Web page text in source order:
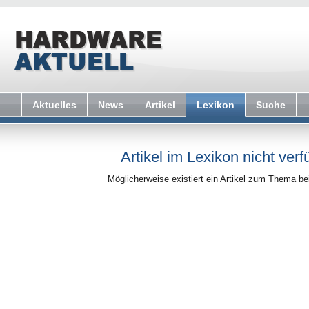
Aktuelles News Artikel Lexikon Suche
Artikel im Lexikon nicht
Möglicherweise existiert ein Artikel zum Thema